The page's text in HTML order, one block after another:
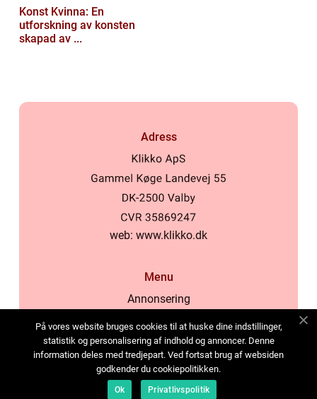
Konst Kvinna: En
utforskning av konsten
skapad av ...
Adress
web: www.klikko.dk
Menu
Annonsering
Cookies
Kontakta oss
Sitemap
På vores website bruges cookies til at huske dine indstillinger,
statistik og personalisering af indhold og annoncer. Denne
information deles med tredjepart. Ved fortsat brug af websiden
godkender du cookiepolitikken.
Ok Privatlivspolitik